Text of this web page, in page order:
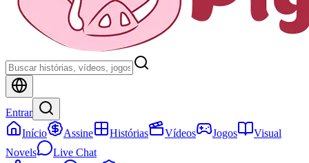
Entrar
Início
Assine Histórias Vídeos Jogos
Visual
Novels
Live Chat